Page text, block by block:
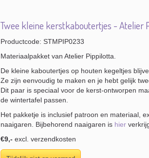
Twee kleine kerstkaboutertjes - Atelier
Productcode: STMPIP0233
Materiaalpakket van Atelier Pippilotta.
De kleine kaboutertjes op houten kegeltjes
Ze zijn eenvoudig te maken en je hebt gelijk
Dit paar is speciaal voor de kerst-ontworpen
de wintertafel passen.
Het pakketje is inclusief patroon en materiaal,
naaigaren. Bijbehorend naaigaren is hier
€9,- excl. verzendkosten